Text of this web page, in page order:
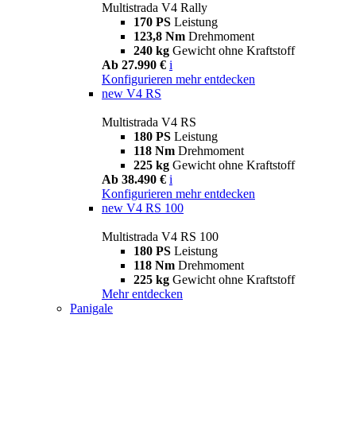
Multistrada V4 Rally
170 PS Leistung
123,8 Nm Drehmoment
240 kg Gewicht ohne Kraftstoff
Ab 27.990 € i
Konfigurieren mehr entdecken
new V4 RS
Multistrada V4 RS
180 PS Leistung
118 Nm Drehmoment
225 kg Gewicht ohne Kraftstoff
Ab 38.490 € i
Konfigurieren mehr entdecken
new V4 RS 100
Multistrada V4 RS 100
180 PS Leistung
118 Nm Drehmoment
225 kg Gewicht ohne Kraftstoff
Mehr entdecken
Panigale